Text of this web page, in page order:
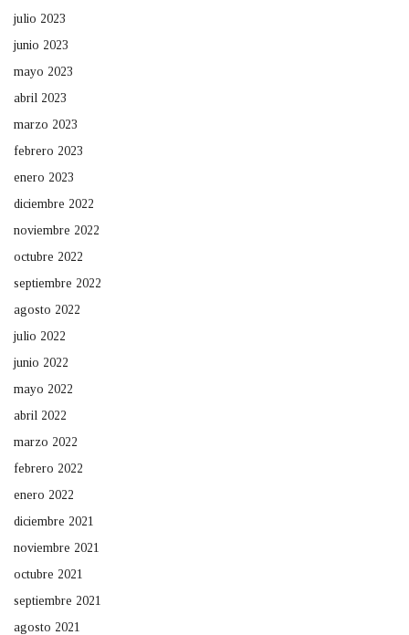
julio 2023
junio 2023
mayo 2023
abril 2023
marzo 2023
febrero 2023
enero 2023
diciembre 2022
noviembre 2022
octubre 2022
septiembre 2022
agosto 2022
julio 2022
junio 2022
mayo 2022
abril 2022
marzo 2022
febrero 2022
enero 2022
diciembre 2021
noviembre 2021
octubre 2021
septiembre 2021
agosto 2021